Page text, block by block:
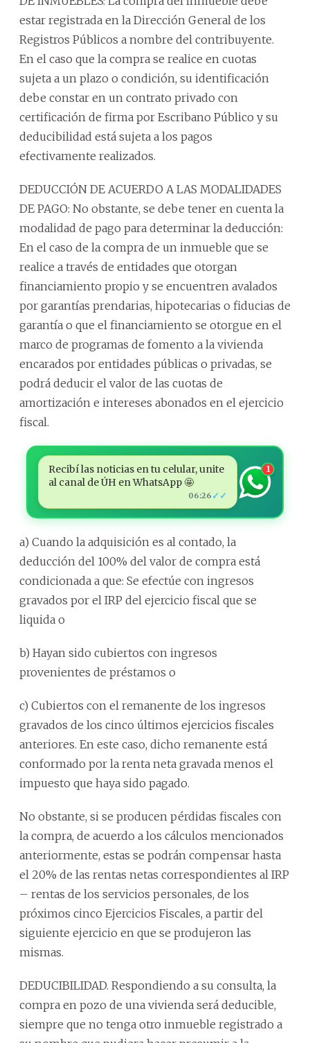
estar registrada en la Dirección General de los
Registros Públicos a nombre del contribuyente.
En el caso que la compra se realice en cuotas
sujeta a un plazo o condición, su identificación
debe constar en un contrato privado con
certificación de firma por Escribano Público y su
deducibilidad está sujeta a los pagos
efectivamente realizados.
DEDUCCIÓN DE ACUERDO A LAS MODALIDADES
DE PAGO: No obstante, se debe tener en cuenta la
modalidad de pago para determinar la deducción:
En el caso de la compra de un inmueble que se
realice a través de entidades que otorgan
financiamiento propio y se encuentren avalados
por garantías prendarias, hipotecarias o fiducias de
garantía o que el financiamiento se otorgue en el
marco de programas de fomento a la vivienda
encarados por entidades públicas o privadas, se
podrá deducir el valor de las cuotas de
amortización e intereses abonados en el ejercicio
fiscal.
Recibí las noticias en tu celular, unite
al canal de ÚH en WhatsApp 🤩
06:26 ✓✓
1
a) Cuando la adquisición es al contado, la
deducción del 100% del valor de compra está
condicionada a que: Se efectúe con ingresos
gravados por el IRP del ejercicio fiscal que se
liquida o
b) Hayan sido cubiertos con ingresos
provenientes de préstamos o
c) Cubiertos con el remanente de los ingresos
gravados de los cinco últimos ejercicios fiscales
anteriores. En este caso, dicho remanente está
conformado por la renta neta gravada menos el
impuesto que haya sido pagado.
No obstante, si se producen pérdidas fiscales con
la compra, de acuerdo a los cálculos mencionados
anteriormente, estas se podrán compensar hasta
el 20% de las rentas netas correspondientes al IRP
– rentas de los servicios personales, de los
próximos cinco Ejercicios Fiscales, a partir del
siguiente ejercicio en que se produjeron las
mismas.
DEDUCIBILIDAD. Respondiendo a su consulta, la
compra en pozo de una vivienda será deducible,
siempre que no tenga otro inmueble registrado a